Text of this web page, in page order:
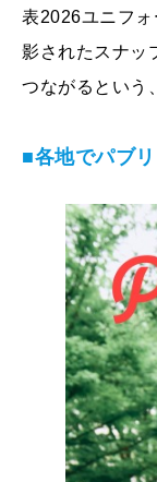
表2026ユニフ
影されたスナッ
つながるという
■各地でパブ